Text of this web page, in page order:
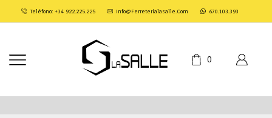
Teléfono: +34 922.225.225 Info@ferreterialasalle.com 670.103.393
0